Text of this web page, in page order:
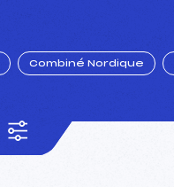
Combiné Nordique